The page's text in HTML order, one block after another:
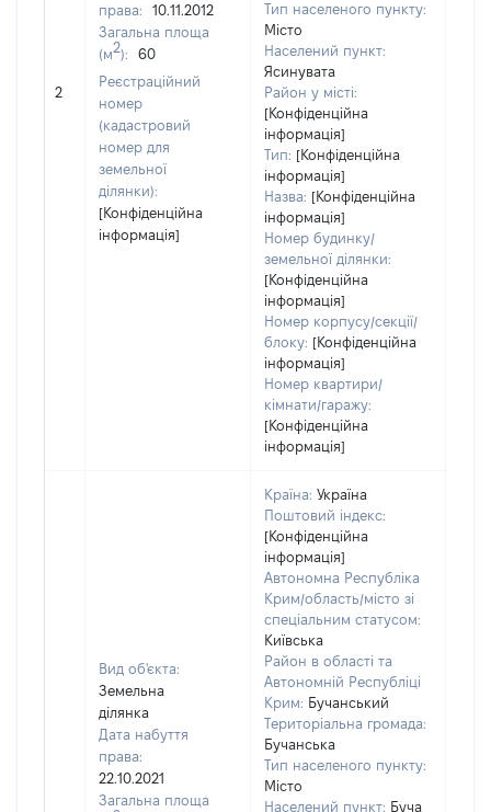
2
права:
10.11.2012
Загальна площа
(м2):
60
Реєстраційний
номер
(кадастровий
номер для
земельної
ділянки):
[Конфіденційна
інформація]
Тип населеного пункту:
Місто
Населений пункт:
Ясинувата
Район у місті:
[Конфіденційна
інформація]
Тип: [Конфіденційна
інформація]
Назва: [Конфіденційна
інформація]
Номер будинку/
земельної ділянки:
[Конфіденційна
інформація]
Номер корпусу/секції/
блоку: [Конфіденційна
інформація]
Номер квартири/
кімнати/гаражу:
[Конфіденційна
інформація]
Вид об'єкта:
Земельна
ділянка
Дата набуття
права:
22.10.2021
Загальна площа
Країна: Україна
Поштовий індекс:
[Конфіденційна
інформація]
Автономна Республіка
Крим/область/місто зі
спеціальним статусом:
Київська
Район в області та
Автономній Республіці
Крим: Бучанський
Територіальна громада:
Бучанська
Тип населеного пункту:
Місто
Населений пункт: Буча